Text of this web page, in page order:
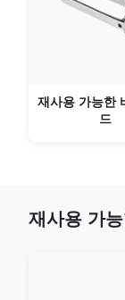
재사용 가능한
드
재사용 가